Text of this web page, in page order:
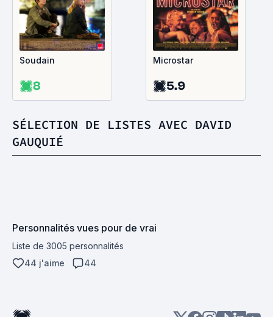
Soudain
8
Microstar
5.9
SÉLECTION DE LISTES AVEC DAVID
GAUQUIÉ
Personnalités vues pour de vrai
Liste de 3005 personnalités
44 j'aime
44